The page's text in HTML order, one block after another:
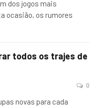
dos jogos mais
ocasião, os rumores
todos os trajes de
0
novas para cada